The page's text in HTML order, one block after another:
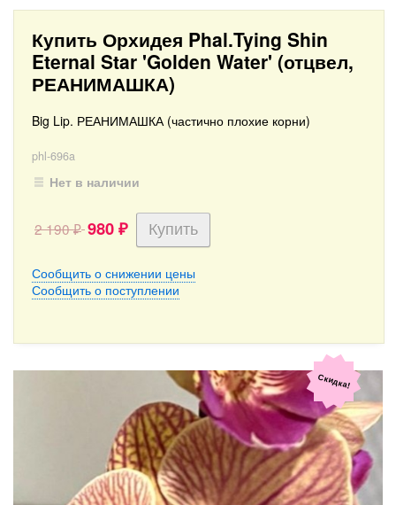
Купить Орхидея Phal.Tying Shin
Eternal Star 'Golden Water' (отцвел,
РЕАНИМАШКА)
Big Lip. РЕАНИМАШКА (частично плохие корни)
phl-696a
Нет в наличии
2 190₽ 980 ₽
Сообщить о снижении цены
Сообщить о поступлении
Скидка!